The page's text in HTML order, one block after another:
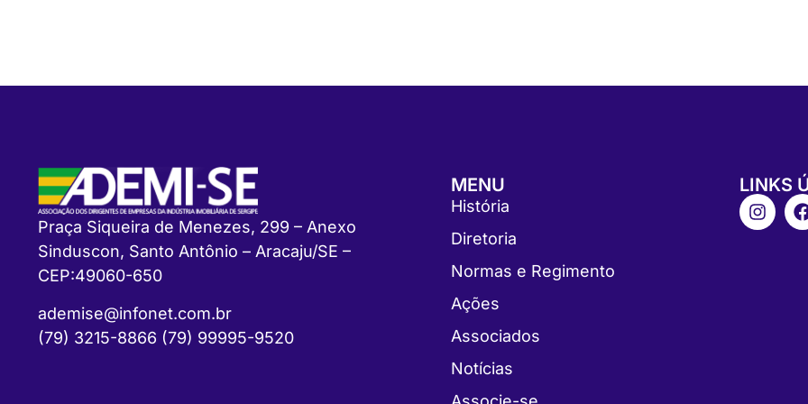
Praça Siqueira de Menezes, 299 – Anexo
Sinduscon, Santo Antônio – Aracaju/SE –
CEP:49060-650
ademise@infonet.com.br
(79) 3215-8866 (79) 99995-9520
MENU
História
Diretoria
Normas e Regimento
Ações
Associados
Notícias
LINKS